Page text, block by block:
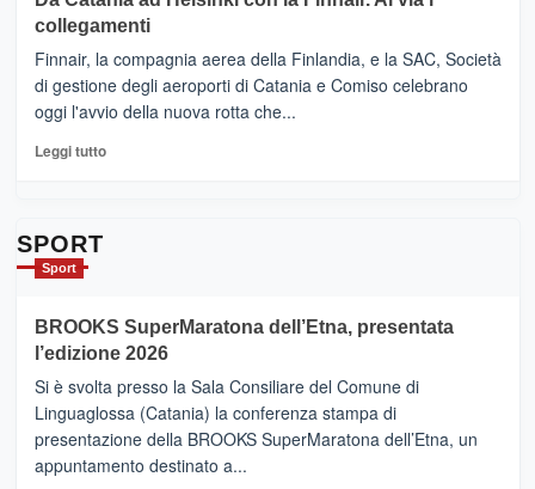
tappe
dell’enoturismo
RANDAZZO
–
Ci
siamo
quasi….
pronti
per
collegamenti
Finnair, la compagnia aerea della Finlandia, e la SAC, Società
di gestione degli aeroporti di Catania e Comiso celebrano
oggi l'avvio della nuova rotta che...
Leggi tuttoLeggi
con
la
Al
via
i
collegamenti
SPORT
Sport
BROOKS SuperMaratona dell’Etna, presentata
l’edizione 2026
Si è svolta presso la Sala Consiliare del Comune di
Linguaglossa (Catania) la conferenza stampa di
presentazione della BROOKS SuperMaratona dell’Etna, un
appuntamento destinato a...